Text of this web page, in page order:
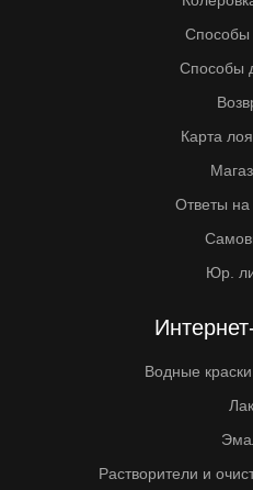
Способы
Способы
Карта
Ответы
Юр.
Водные
Растворители и